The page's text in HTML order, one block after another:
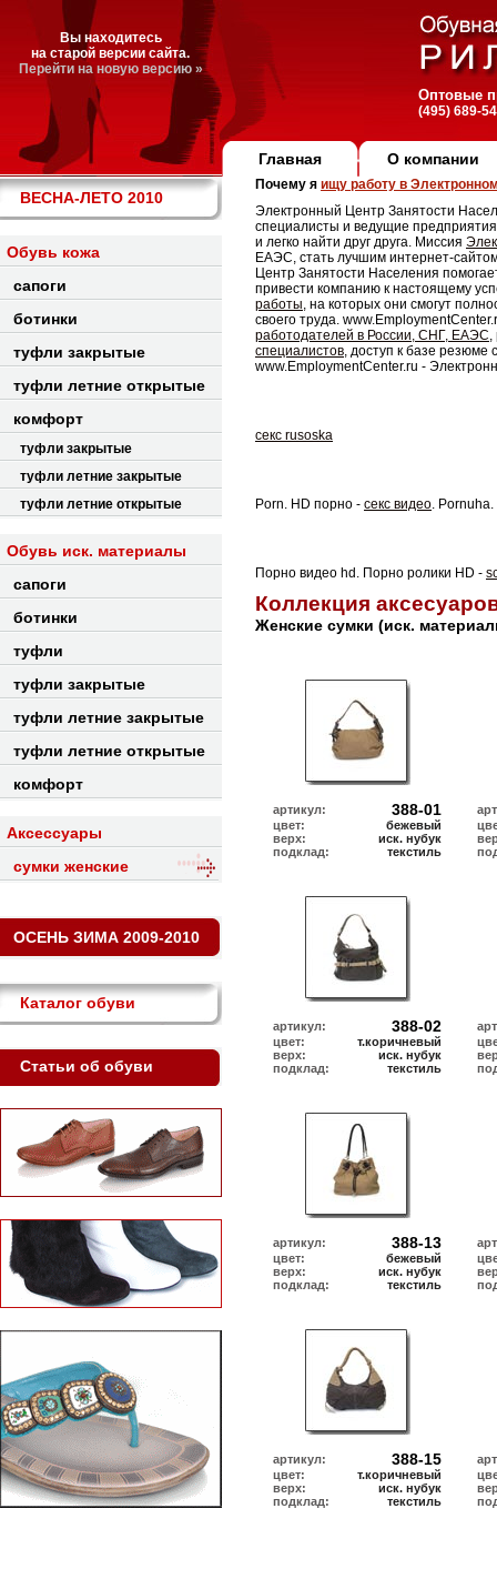
Вы находитесь
на старой версии сайта.
Перейти на новую версию »
Оптовые
(495) 689-
Главная О компании
ВЕСНА-ЛЕТО 2010
Обувь кожа
сапоги
ботинки
туфли закрытые
туфли летние открытые
комфорт
туфли закрытые
туфли летние закрытые
туфли летние открытые
Обувь иск. материалы
сапоги
ботинки
туфли
туфли закрытые
туфли летние закрытые
туфли летние открытые
комфорт
Аксессуары
сумки женские
ОСЕНЬ ЗИМА 2009-2010
Каталог обуви
Статьи об обуви
Почему я ищу работу в
Электронный Центр Занятости
специалисты и ведущие
и легко найти друг друга. Миссия
ЕАЭС, стать лучшим интернет-
Центр Занятости Населения
привести компанию к настоящему
работы, на которых они смогут
своего труда.
работодателей в России, СНГ, ЕАЭС,
специалистов, доступ к базе резюме
www.EmploymentCenter.ru -
секс rusoska
Porn. HD порно - секс видео. Pornuha.
Порно видео hd. Порно ролики HD -
Коллекция
Женские сумки (иск.
артикул: 388-01
цвет:
бежевый
верх:
иск. нубук
подклад:
текстиль
артикул: 388-02
цвет:
т.коричневый
верх:
иск. нубук
подклад:
текстиль
артикул: 388-13
цвет:
бежевый
верх:
иск. нубук
подклад:
текстиль
артикул: 388-15
цвет:
т.коричневый
верх:
иск. нубук
подклад:
текстиль